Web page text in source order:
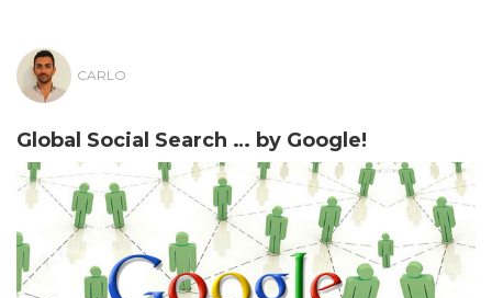
CARLO
Global Social Search … by Google!